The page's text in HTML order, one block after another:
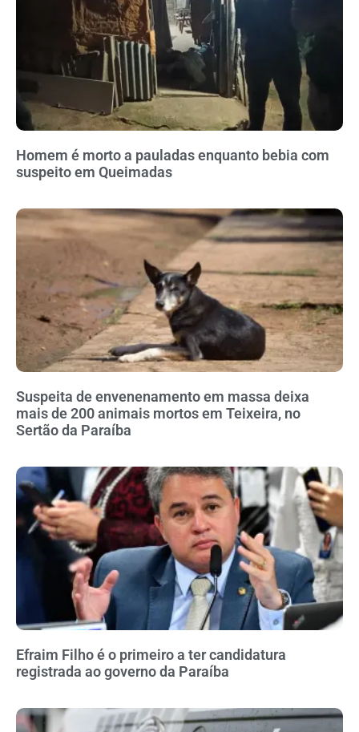
Homem é morto a pauladas enquanto bebia com
suspeito em Queimadas
Suspeita de envenenamento em massa deixa
mais de 200 animais mortos em Teixeira, no
Sertão da Paraíba
Efraim Filho é o primeiro a ter candidatura
registrada ao governo da Paraíba